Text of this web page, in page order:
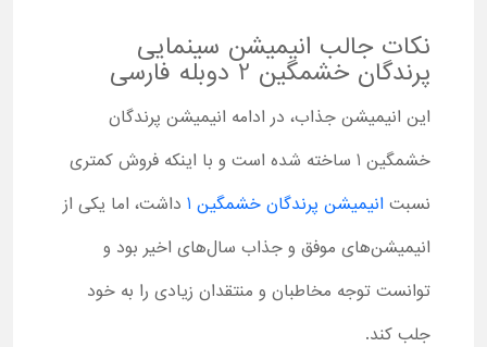
نکات جالب انیمیشن سینمایی
پرندگان خشمگین 2 دوبله فارسی
این انیمیشن جذاب، در ادامه انیمیشن پرندگان
خشمگین 1 ساخته شده است و با اینکه فروش کمتری
نسبت انیمیشن پرندگان خشمگین 1
داشت، اما یکی از
انیمیشن‌های موفق و جذاب سال‌های اخیر بود و
توانست توجه مخاطبان و منتقدان زیادی را به خود
جلب کند.